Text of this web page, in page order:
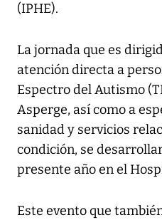
(IPHE).
La jornada que es
atención directa a
Espectro del Autismo
Asperge, así como a
sanidad y servicios
condición, se
presente año en el
Este evento que